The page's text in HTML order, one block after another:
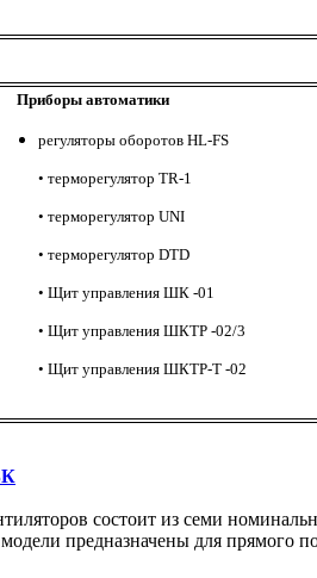
Приборы автоматики
регуляторы оборотов HL-FS
• терморегулятор TR-1
• терморегулятор UNI
• терморегулятор DTD
• Щит управления ШК -01
• Щит управления ШКТР -02/3
• Щит управления ШКТР-Т -02
состоит из семи
предназначены для прямого